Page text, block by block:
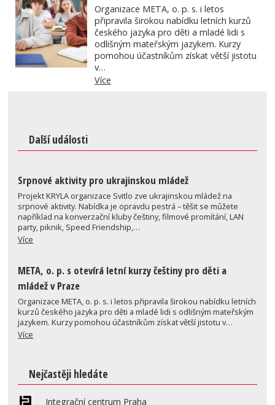
Organizace META, o. p. s. i letos
připravila širokou nabídku letních kurzů
českého jazyka pro děti a mladé lidi s
odlišným mateřským jazykem. Kurzy
pomohou účastníkům získat větší jistotu
v…
Více
Další události
Srpnové aktivity pro ukrajinskou mládež
Projekt KRYLA organizace Svitlo zve ukrajinskou mládež na
srpnové aktivity. Nabídka je opravdu pestrá – těšit se můžete
například na konverzační kluby češtiny, filmové promítání, LAN
party, piknik, Speed Friendship,…
Více
META, o. p. s otevírá letní kurzy češtiny pro děti a
mládež v Praze
Organizace META, o. p. s. i letos připravila širokou nabídku letních
kurzů českého jazyka pro děti a mladé lidi s odlišným mateřským
jazykem. Kurzy pomohou účastníkům získat větší jistotu v…
Více
Nejčastěji hledáte
Integrační centrum Praha